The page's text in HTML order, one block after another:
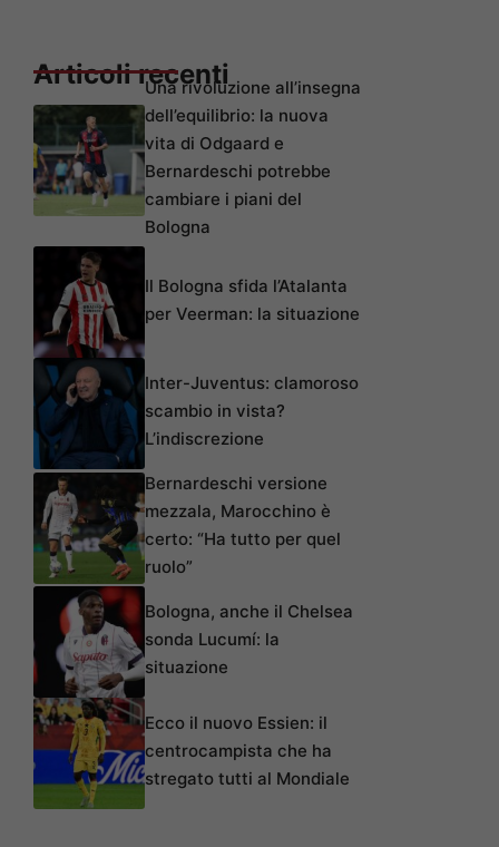
Articoli recentiUna rivoluzione all’insegna
dell’equilibrio: la nuova
vita di Odgaard e
Bernardeschi potrebbe
cambiare i piani del
Bologna
Il Bologna sfida l’Atalanta
per Veerman: la situazione
Inter-Juventus: clamoroso
scambio in vista?
L’indiscrezione
Bernardeschi versione
mezzala, Marocchino è
certo: “Ha tutto per quel
ruolo”
Bologna, anche il Chelsea
sonda Lucumí: la
situazione
Ecco il nuovo Essien: il
centrocampista che ha
stregato tutti al Mondiale